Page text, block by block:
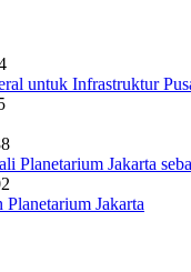
untuk Infrastruktur
Planetarium Jakarta
Jakarta